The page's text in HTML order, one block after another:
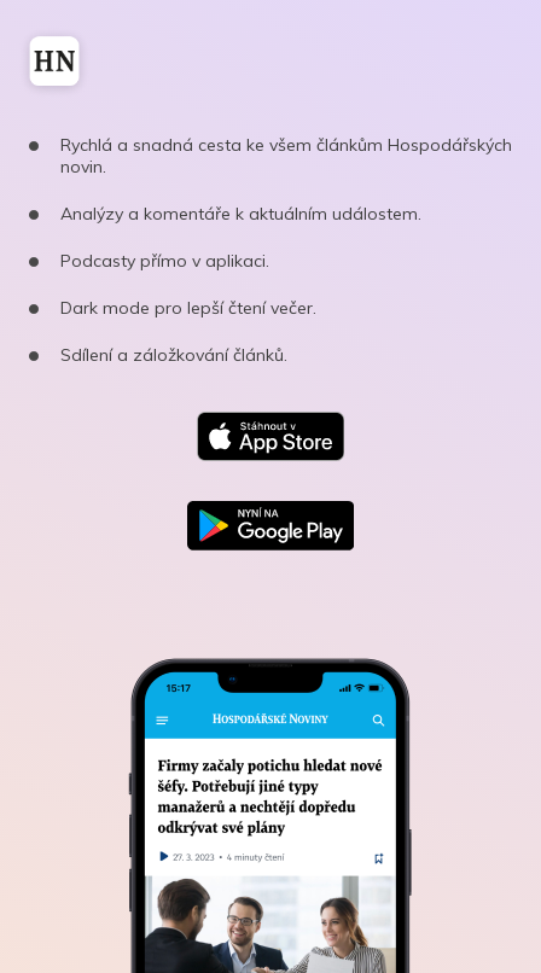
Rychlá a snadná cesta ke všem článkům Hospodářských
novin.
Analýzy a komentáře k aktuálním událostem.
Podcasty přímo v aplikaci.
Dark mode pro lepší čtení večer.
Sdílení a záložkování článků.